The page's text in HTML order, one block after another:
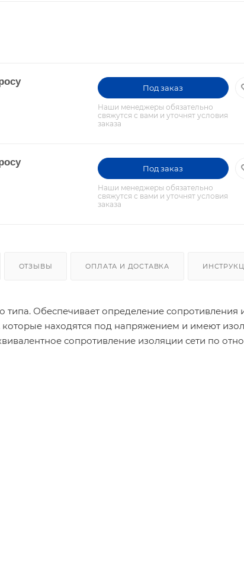
Под заказ
Наши менеджеры обязательно
свяжутся с вами и уточнят условия
заказа
Под заказ
Наши менеджеры обязательно
свяжутся с вами и уточнят условия
заказа
ОТЗЫВЫ ОПЛАТА И ДОСТАВКА
типа. Обеспечивает определение сопротивления
находятся под напряжением и имеют
сопротивление изоляции сети по